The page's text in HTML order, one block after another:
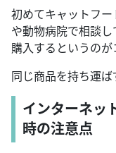
初めてキャットフ
や動物病院で相談
購入するというのが
同じ商品を持ち運ば
インターネッ
時の注意点